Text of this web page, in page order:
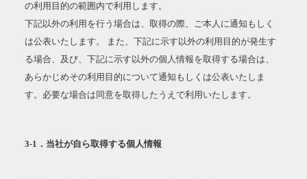
の利用目的の範囲内で利用します。
下記以外の利用を行う場合は、取得の際、ご本人に通知もしく
は公表いたします。 また、下記に示す以外の利用目的が発生す
る場合、及び、下記に示す以外の個人情報を取得する場合は、
あらかじめその利用目的について通知もしくは公表いたしま
す。必要な場合は同意を取得したうえで利用いたします。
3-1．当社が自ら取得する個人情報